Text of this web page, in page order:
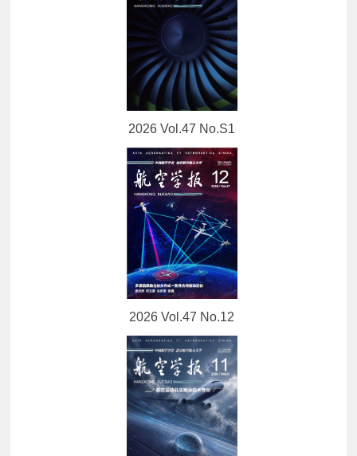
2026 Vol.47 No.S1
2026 Vol.47 No.12